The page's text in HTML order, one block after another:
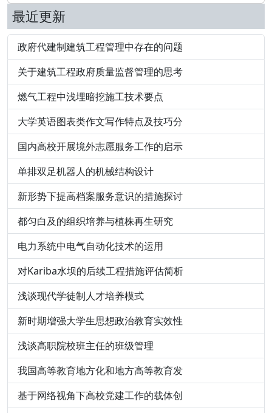
最近更新
政府代建制建筑工程管理中存在的问题
关于建筑工程政府质量监督管理的思考
燃气工程中浅埋暗挖施工技术要点
大学英语图表类作文写作特点及技巧分
国内高校开展境外志愿服务工作的启示
单排双足机器人的机械结构设计
新形势下提高档案服务意识的措施探讨
都匀白及的组织培养与植株再生研究
电力系统中电气自动化技术的运用
对Kariba水坝的后续工程措施评估简析
浅谈现代学徒制人才培养模式
新时期增强大学生思想政治教育实效性
浅谈高职院校班主任的班级管理
我国高等教育地方化和地方高等教育发
基于网络视角下高校党建工作的载体创